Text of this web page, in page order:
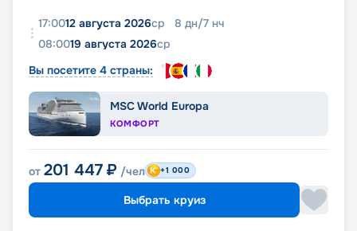
17:0012 августа 2026ср 8 дн/7 нч
08:0019 августа 2026ср
Вы посетите 4 страны:
MSC World Europa
КОМФОРТ
от 201 447 ₽ /чел +1 000
Выбрать круиз